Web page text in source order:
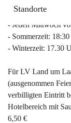
Standorte
Lauftreff
- Jeden Mittwoch
- Sommerzeit:
- Winterzeit: 17.30
Für LV Land um
(ausgenommen
verbilligten Eintritt
Hotelbereich mit
6,50 €